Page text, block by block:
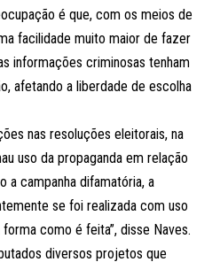
é que, com os meios de
facilidade muito maior de fazer
informações criminosas tenham
afetando a liberdade de escolha
nas resoluções eleitorais, na
uso da propaganda em relação
a campanha difamatória, a
se foi realizada com uso
como é feita”, disse Naves.
diversos projetos que